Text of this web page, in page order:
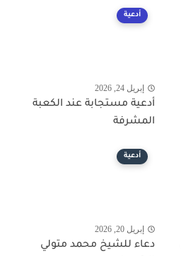
أدعية
إبريل 24, 2026
أدعية مستجابة عند الكعبة
المشرفة
أدعية
إبريل 20, 2026
دعاء للشيخ محمد متولي